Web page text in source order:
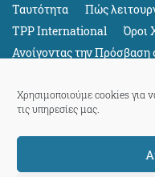
Χρησιμοποιούμε cookies για
τις υπηρεσίες μας.
Ταυτότητα Πώς
TPP International
Όροι
Ανοίγοντας την Πρόσβαση
Όλους